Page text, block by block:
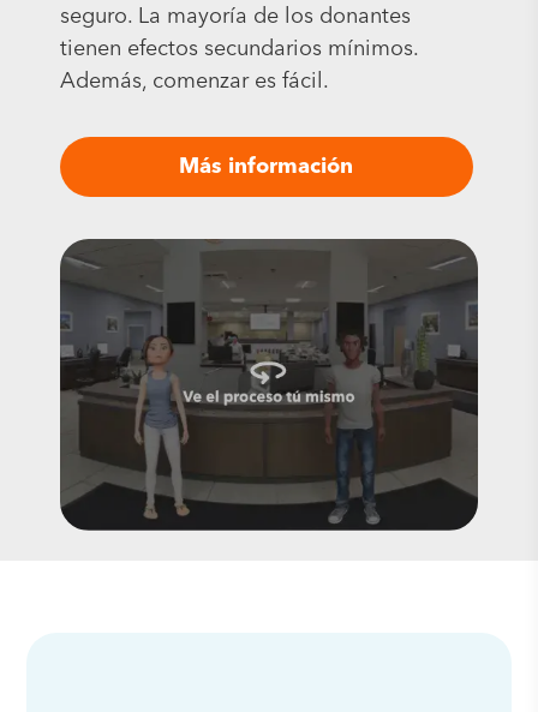
seguro. La mayoría de los donantes
tienen efectos secundarios mínimos.
Además, comenzar es fácil.
Más información